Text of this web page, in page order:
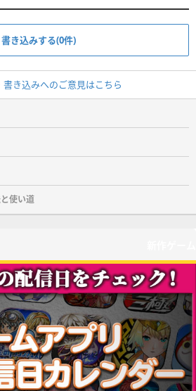
書き込みする(0件)
書き込みへのご意見はこちら
使い道